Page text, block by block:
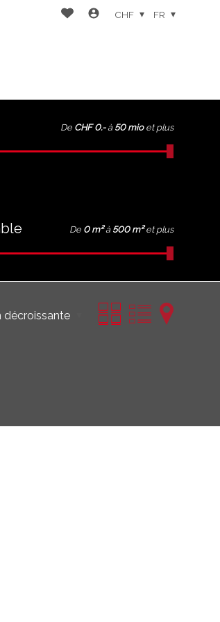
CHF FR
De CHF 0.- à 50 mio et plus
De 0 m² à 500 m² et plus
décroissante